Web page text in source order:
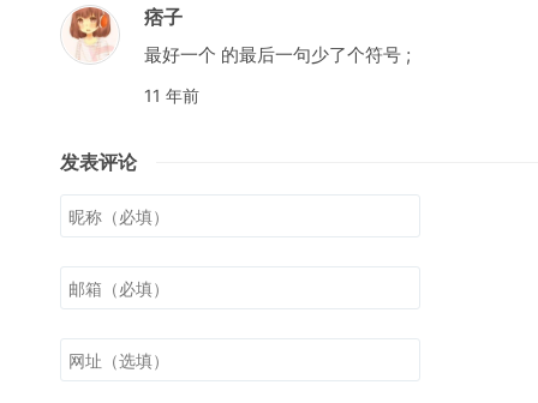
痞子
最好一个 的最后一句少了个符号 ;
11 年前
发表评论